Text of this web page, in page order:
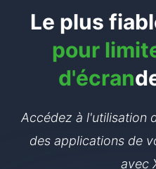
Le plus
pour
d'écran
Accédez à l'utilisation
des applications de
avec